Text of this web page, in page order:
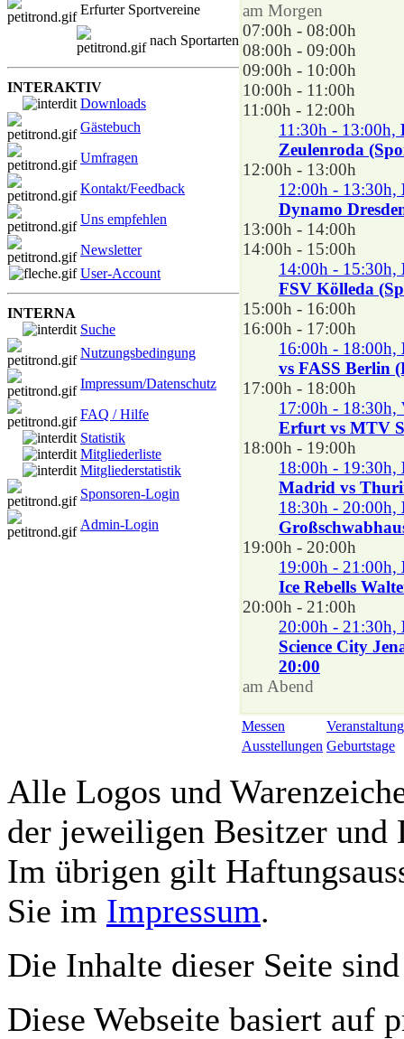
Erfurter Sportvereine
nach Sportarten
INTERAKTIV
Downloads
Gästebuch
Umfragen
Kontakt/Feedback
Uns empfehlen
Newsletter
User-Account
INTERNA
Suche
Nutzungsbedingung
Impressum/Datenschutz
FAQ / Hilfe
Statistik
Mitgliederliste
Mitgliederstatistik
Sponsoren-Login
Admin-Login
am Morgen
07:00h - 08:00h
08:00h - 09:00h
09:00h - 10:00h
10:00h - 11:00h
11:00h - 12:00h
11:30h - 13:00h,
Zeulenroda
12:00h - 13:00h
12:00h - 13:30h,
Dynamo
13:00h - 14:00h
14:00h - 15:00h
14:00h - 15:30h,
FSV Kölleda
15:00h - 16:00h
16:00h - 17:00h
16:00h - 18:00h,
vs FASS Berlin
17:00h - 18:00h
17:00h - 18:30h,
Erfurt vs MTV
18:00h - 19:00h
18:00h - 19:30h,
Madrid vs
18:30h - 20:00h,
19:00h - 20:00h
19:00h - 21:00h,
Ice Rebells
20:00h - 21:00h
20:00h - 21:30h,
Science City
20:00
am Abend
Messen
Veranstaltung
Ausstellungen Geburtstage
Alle Logos und
der jeweiligen Besitzer und
Im übrigen gilt
Sie im Impressum.
Die Inhalte dieser Seite
Diese Webseite basiert auf